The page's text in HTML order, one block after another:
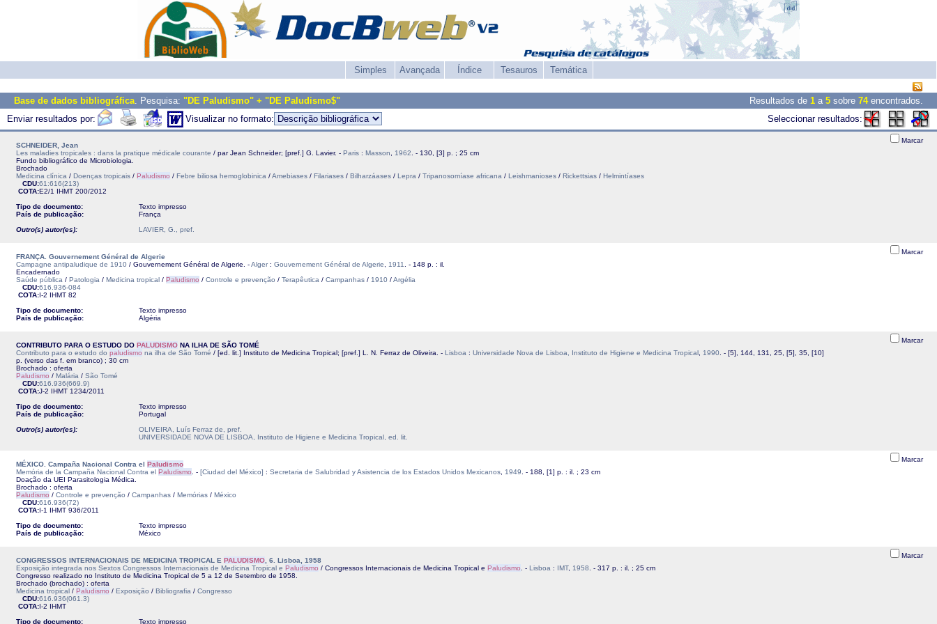
Simples Avançada Índice Tesauros Temática
Base de dados bibliográfica. Pesquisa: "DE Paludismo" + "DE Paludismo$" Resultados de 1 a 5 sobre 74encontrados.
Enviar resultados por:
Visualizar no formato: Seleccionar resultados:
SCHNEIDER, Jean
Les maladies tropicales : dans la pratique médicale courante / par Jean Schneider; [pref.] G. Lavier. - Paris : Masson 1962 . - 130, [3] p. ; 25 cm
Fundo bibliográfico de Microbiologia.
Brochado
Medicina clínica / Doenças tropicais / Paludismo / Febre biliosa hemoglobinica /Amebiases / Filariases / Bilharzáases / Lepra / Tripanosomíase africana / Leishmanioses / Rickettsias / Helmintíases
CDU:61:616(213)
COTA:E2/1 IHMT 200/2012
Tipo de documento:
Texto impresso
País de publicação:
França
Outro(s) autor(es):
LAVIER, G., pref.
Marcar
FRANÇA. Gouvernement Général de Algerie
Campagne antipaludique de 1910 / Gouvernement Général de Algerie. -Alger: Gouvernement Général de Algerie 1911
. - 148 p. : il.
Encadernado
Saúde pública / Patologia / Medicina tropical / Paludismo / Controle e prevenção / Terapêutica / Campanhas / 1910 /Argélia
CDU:616.936-084
COTA:I-2 IHMT 82
Tipo de documento:
Texto impresso
País de publicação:
Algéria
Marcar
CONTRIBUTO PARA O ESTUDO DO PALUDISMO NA ILHA DE SÃO TOMÉ
Contributo para o estudo do paludismo na ilha de São Tomé / [ed. lit.] Instituto de Medicina Tropical; [pref.] L. N. Ferraz de Oliveira. - Lisboa : Universidade Nova de Lisboa, Instituto de Higiene e Medicina Tropical 1990 . - [5], 144, 131, 25, [5], 35, [10]
p. (verso das f. em branco) ; 30 cm
Brochado : oferta
Paludismo / Malária / São Tomé
CDU:616.936(669.9)
COTA:J-2 IHMT 1234/2011
Tipo de documento:
Texto impresso
País de publicação:
Portugal
Outro(s) autor(es):
OLIVEIRA, Luís Ferraz de, pref.
UNIVERSIDADE NOVA DE LISBOA, Instituto de Higiene e Medicina Tropical, ed. lit.
Marcar
MÉXICO. Campaña Nacional Contra el Paludismo
Memória de la Campaña Nacional Contra el Paludismo . - [Ciudad del México] : Secretaria de Salubridad y Asistencia de los Estados Unidos Mexicanos 1949 . - 188, [1] p. : il. ; 23 cm
Doação da UEI Parasitologia Médica.
Brochado : oferta
Paludismo / Controle e prevenção / Campanhas / Memórias / México
CDU:616.936(72)
COTA:I-1 IHMT 936/2011
Tipo de documento:
Texto impresso
País de publicação:
México
Marcar
CONGRESSOS INTERNACIONAIS DE MEDICINA TROPICAL E PALUDISMO , 6. Lisboa, 1958
Exposição integrada nos Sextos Congressos Internacionais de Medicina Tropical e Paludismo / Congressos Internacionais de Medicina Tropical e Paludismo . - Lisboa : IMT, 1958 . - 317 p. : il. ; 25 cm
Congresso realizado no Instituto de Medicina Tropical de 5 a 12 de Setembro de 1958.
Brochado (brochado) : oferta
Medicina tropical / Paludismo / Exposição / Bibliografia / Congresso
CDU:616.936(061.3)
COTA:I-2 IHMT
Tipo de documento:
Texto impresso
Marcar